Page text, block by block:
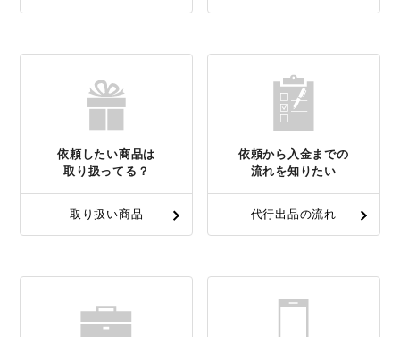
依頼したい商品は
取り扱ってる？
取り扱い商品
依頼から入金までの
流れを知りたい
代行出品の流れ